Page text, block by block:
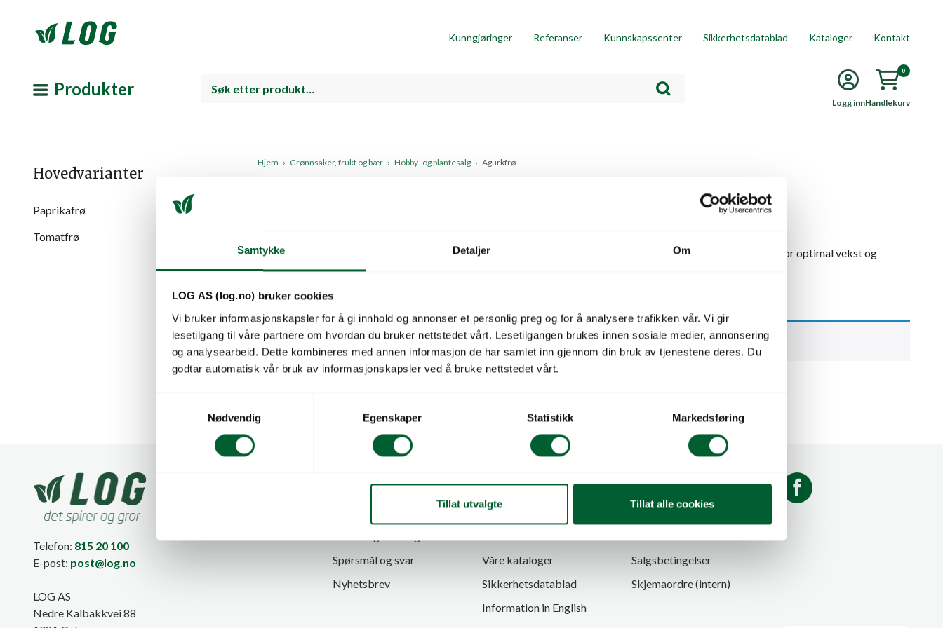
Samtykke Detaljer Om
LOG AS (log.no) bruker cookies
Vi bruker informasjonskapsler for å gi innhold og annonser et personlig preg og for å analysere trafikken vår. Vi gir
lesetilgang til våre partnere om hvordan du bruker nettstedet vårt. Lesetilgangen brukes innen sosiale medier, annonsering
og analysearbeid. Dette kombineres med annen informasjon de har samlet inn gjennom din bruk av tjenestene deres. Du
godtar automatisk vår bruk av informasjonskapsler ved å bruke nettstedet vårt.
v
Nødvendig Egenskaper Statistikk Markedsføring
Tillat utvalgte Tillat alle cookies
Kunngjøringer Referanser Kunnskapssenter Sikkerhetsdatablad Kataloger Kontakt
Produkter
Logg innHandlekurv
0
Hovedvarianter
Paprikafrø
Tomatfrø
Hjem › Grønnsaker, frukt og bær › Hobby- og plantesalg › Agurkfrø
Som leverandør til hagesentre og planteskoler tilbyr vi et bredt utvalg av profesjonelle agurkfrø, nøye utvalgt for optimal vekst og
perfekt til plantesalg. Våre frø er ideelle for kommersiell dyrking...
Les mer
Fant ingen produkter som passet med valgene dine.
Telefon: 815 20 100
E-post: post@log.no
LOG AS
Nedre Kalbakkvei 88
Kundeservice
Spørsmål og svar
Nyhetsbrev
Informasjon
Om LOG
Våre kataloger
Sikkerhetsdatablad
Information in English
Log.no
GDPR og personvern
Salgsbetingelser
Skjemaordre (intern)